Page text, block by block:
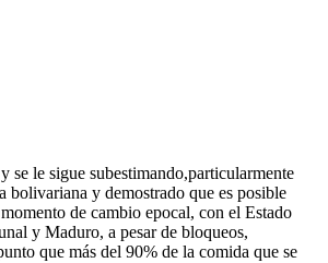
se le sigue subestimando,particularmente
bolivariana y demostrado que es posible
de cambio epocal, con el Estado
y Maduro, a pesar de bloqueos,
que más del 90% de la comida que se